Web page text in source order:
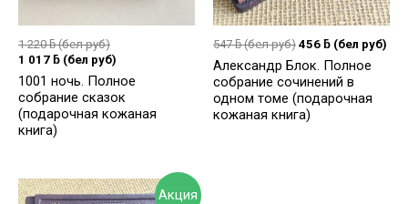
1 220ƃ(бел руб)
1 017 ƃ (бел руб)
1001 ночь. Полное
собрание сказок
(подарочная кожаная
книга)
547ƃ(бел руб) 456 ƃ (бел руб)
Александр Блок. Полное
собрание сочинений в
одном томе (подарочная
кожаная книга)
Акция